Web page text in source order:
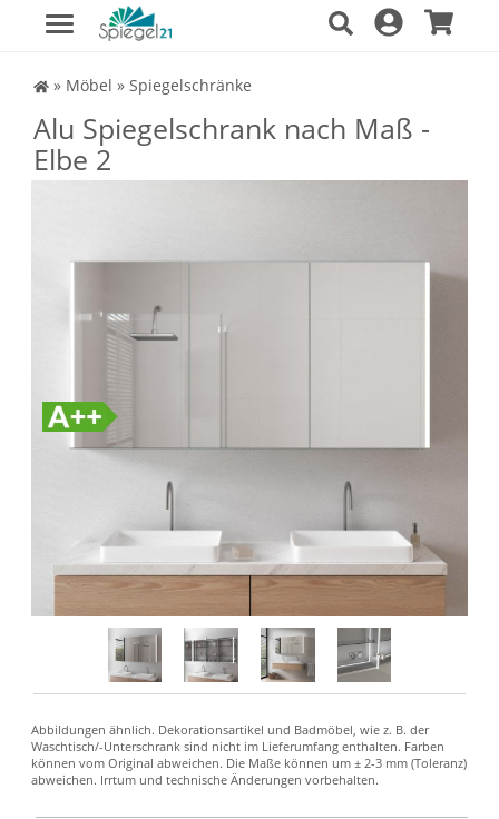
Spiegel Shop
» Möbel » Spiegelschränke
Alu Spiegelschrank nach Maß -
Elbe 2